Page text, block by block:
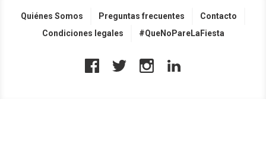
Quiénes Somos Preguntas frecuentes
Contacto
Condiciones legales
#QueNoPareLaFiesta